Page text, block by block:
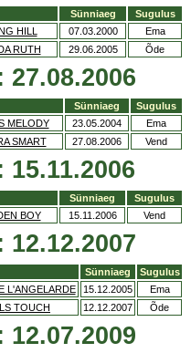
Sünniaeg
Sugulus
HILL 07.03.2000
Ema
RUTH 29.06.2005 Õde
Sünniaeg
Sugulus
MELODY 23.05.2004
Ema
SMART 27.08.2006 Vend
Sünniaeg
Sugulus
BOY 15.11.2006 Vend
Sünniaeg
Sugulus
L'ANGELARDE 15.12.2005
Ema
TOUCH 12.12.2007 Õde